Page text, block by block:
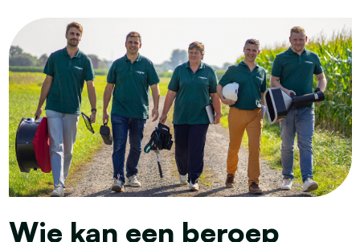
Wie kan een beroep